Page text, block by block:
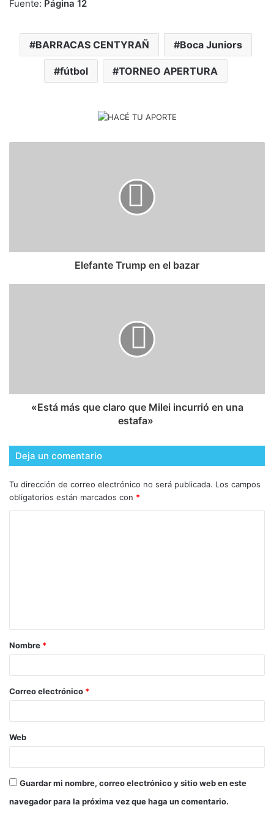
Fuente: Página 12
BARRACAS CENTYRAÑ Boca Juniors
fútbol TORNEO APERTURA
Elefante Trump en el bazar
​«Está más que claro que Milei incurrió en una
estafa»
Deja un comentario
Tu dirección de correo electrónico no será publicada. Los campos
obligatorios están marcados con *
Nombre *
Correo electrónico *
Web
Guardar mi nombre, correo electrónico y sitio web en este
navegador para la próxima vez que haga un comentario.